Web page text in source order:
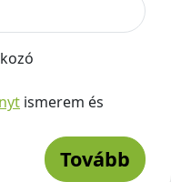
ismerem és
Tovább